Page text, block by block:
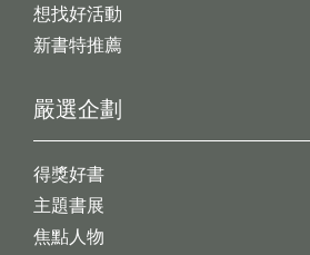
想找好活動
新書特推薦
嚴選企劃
得獎好書
主題書展
焦點人物